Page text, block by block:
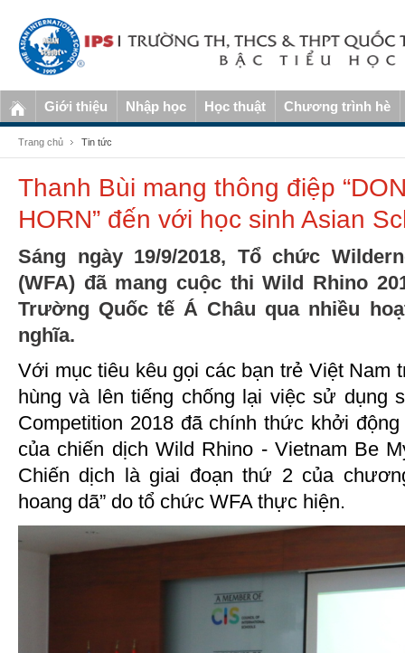
Giới thiệu Nhập học Học thuật Chương trình hè
Trang chủ Tin tức
Thanh Bùi mang thông điệp
HORN” đến với học sinh Asian
Sáng ngày 19/9/2018, Tổ chức
(WFA) đã mang cuộc thi Wild Rhino
Trường Quốc tế Á Châu qua nhiều
nghĩa.
Với mục tiêu kêu gọi các bạn trẻ Việt Nam
hùng và lên tiếng chống lại việc sử dụng
Competition 2018 đã chính thức khởi
của chiến dịch Wild Rhino - Vietnam Be
Chiến dịch là giai đoạn thứ 2 của
hoang dã” do tổ chức WFA thực hiện.